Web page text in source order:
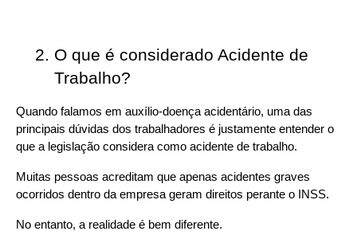
O que é considerado Acidente de
Trabalho?
Quando falamos em auxílio-doença acidentário, uma das
principais dúvidas dos trabalhadores é justamente entender o
que a legislação considera como acidente de trabalho.
Muitas pessoas acreditam que apenas acidentes graves
ocorridos dentro da empresa geram direitos perante o INSS.
No entanto, a realidade é bem diferente.